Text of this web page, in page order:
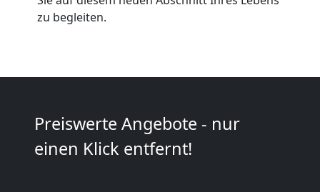
zu begleiten.
Preiswerte Angebote - nur
einen Klick entfernt!
Wolfsberg
Möbelmontage
Wolfsberg